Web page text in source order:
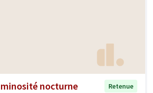
nocturne
Retenue